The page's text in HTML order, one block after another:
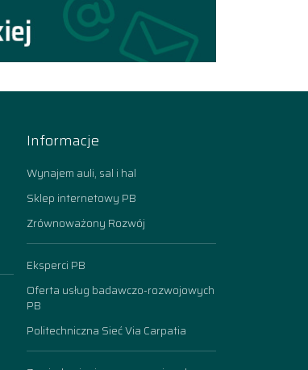
Informacje
Wynajem auli, sal i hal
Sklep internetowy PB
Zrównoważony Rozwój
Eksperci PB
Oferta usług badawczo-rozwojowych
PB
Politechniczna Sieć Via Carpatia